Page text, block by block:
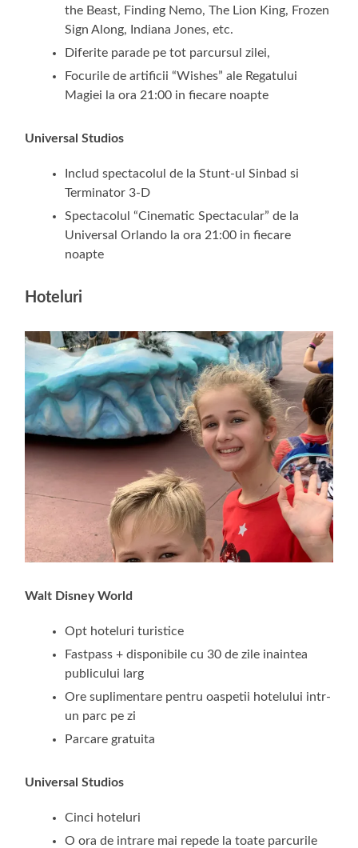
the Beast, Finding Nemo, The Lion King, Frozen
Sign Along, Indiana Jones, etc.
Diferite parade pe tot parcursul zilei,
Focurile de artificii “Wishes” ale Regatului
Magiei la ora 21:00 in fiecare noapte
Universal Studios
Includ spectacolul de la Stunt-ul Sinbad si
Terminator 3-D
Spectacolul “Cinematic Spectacular” de la
Universal Orlando la ora 21:00 in fiecare
noapte
Hoteluri
Walt Disney World
Opt hoteluri turistice
Fastpass + disponibile cu 30 de zile inaintea
publicului larg
Ore suplimentare pentru oaspetii hotelului intr-
un parc pe zi
Parcare gratuita
Universal Studios
Cinci hoteluri
O ora de intrare mai repede la toate parcurile